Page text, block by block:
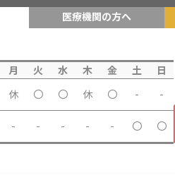
医療機関の方へ
月 火 水 木 金 土
日
休 〇 〇 休 〇 -
-
- - - - - 〇 〇